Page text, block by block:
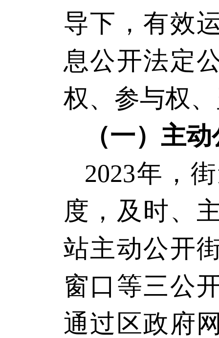
导下，有效
息公开法定
权、参与权
（一）主
2023年，
度，及时、
站主动公开
窗口等三公
通过区政府